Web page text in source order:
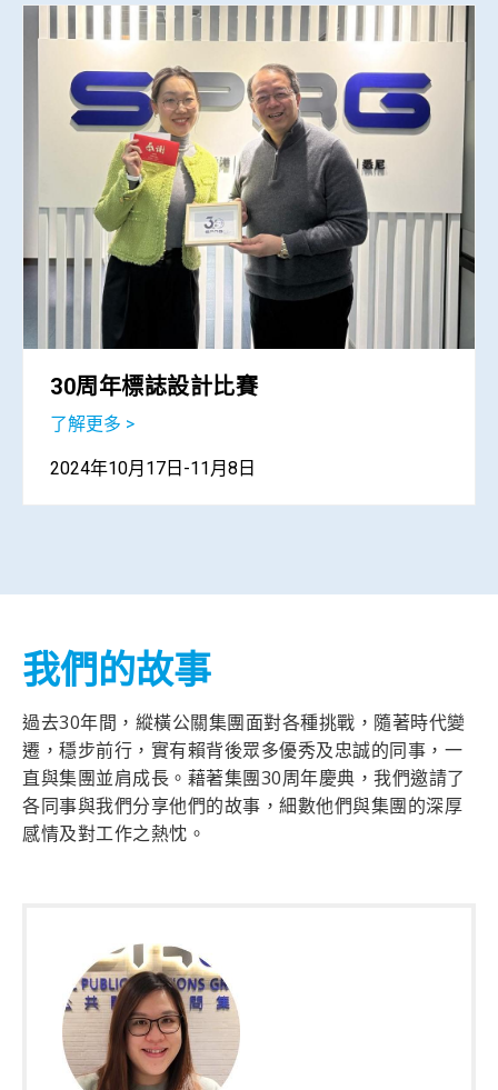
30周年標誌設計比賽
了解更多 >
2024年10月17日-11月8日
我們的故事
過去30年間，縱橫公關集團面對各種挑戰，隨著時代變
遷，穩步前行，實有賴背後眾多優秀及忠誠的同事，一
直與集團並肩成長。藉著集團30周年慶典，我們邀請了
各同事與我們分享他們的故事，細數他們與集團的深厚
感情及對工作之熱忱。